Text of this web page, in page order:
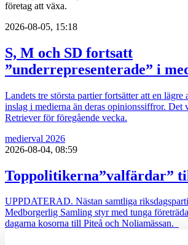
företag att växa.
2026-08-05, 15:18
S, M och SD fortsatt
”underrepresenterade” i
Landets tre största partier fortsätter att en lägre
inslag i medierna än deras opinionssiffror. Det
Retriever för föregående vecka.
medierval 2026
2026-08-04, 08:59
Toppolitikerna”valfärdar”
UPPDATERAD. Nästan samtliga
Medborgerlig Samling styr med tunga
dagarna kosorna till Piteå och Noliamässan.